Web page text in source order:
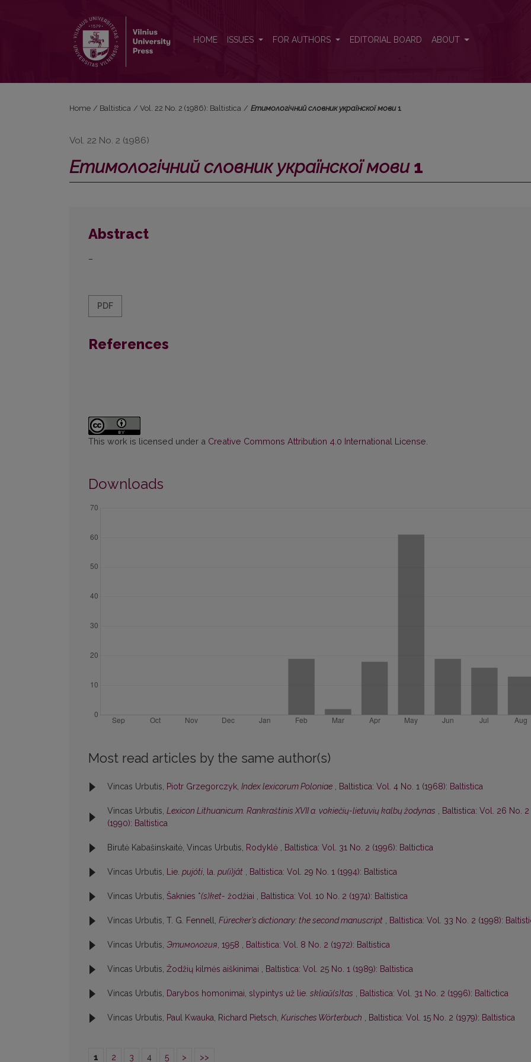
HOME ISSUES FOR AUTHORS EDITORIAL BOARD ABOUT
Home / Baltistica / Vol. 22 No. 2 (1986): Baltistica / Етимологічний словник українскої мови1
Vol. 22 No. 2 (1986)
Етимологічний словник українскої мови1
Abstract
–
PDF
References
This work is licensed under a Creative Commons Attribution 4.0 International License
Downloads
Most read articles by the same author(s)
Vincas Urbutis, Piotr Grzegorczyk, Index lexicorum Poloniae , Baltistica: Vol. 4 No. 1 (1968): Baltistica
Vincas Urbutis, Lexicon Lithuanicum. Rankraštinis XVII a. vokiečių-lietuvių kalbų žodynas , Baltistica: Vol. 26 No. 2
(1990): Baltistica
Birutė Kabašinskaitė, Vincas Urbutis, Rodyklė , Baltistica: Vol. 31 No. 2 (1996): Baltictica
Vincas Urbutis, Lie. pujóti, la. pu(i)jât , Baltistica: Vol. 29 No. 1 (1994): Baltistica
Vincas Urbutis, Šaknies *(s)ket- žodžiai , Baltistica: Vol. 10 No. 2 (1974): Baltistica
Vincas Urbutis, T. G. Fennell, Fürecker’s dictionary: the second manuscript , Baltistica: Vol. 33 No. 2 (1998):
Vincas Urbutis, Этимология, 1958 , Baltistica: Vol. 8 No. 2 (1972): Baltistica
Vincas Urbutis, Žodžių kilmės aiškinimai , Baltistica: Vol. 25 No. 1 (1989): Baltistica
Vincas Urbutis, Darybos homonimai, slypintys už lie. skliaũ(s)tas , Baltistica: Vol. 31 No. 2 (1996): Baltictica
Vincas Urbutis, Paul Kwauka, Richard Pietsch, Kurisches Wörterbuch , Baltistica: Vol. 15 No. 2 (1979): Baltistica
1 2 3 4 5 > >>